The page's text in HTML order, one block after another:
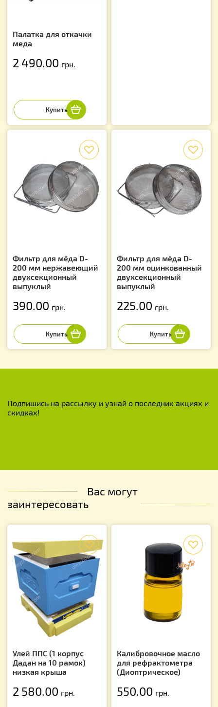
Палатка для откачки
меда
2 490.00 грн.
Фильтр для мёда D-
200 мм нержавеющий
двухсекционный
выпуклый
390.00 грн.
Фильтр для мёда D-
200 мм оцинкованный
двухсекционный
выпуклый
225.00 грн.
Подпишись на рассылку и узнай о последних акциях и
скидках!
Вас могут
заинтересовать
Улей ППС (1 корпус
Дадан на 10 рамок)
низкая крыша
2 580.00 грн.
Калибровочное масло
для рефрактометра
(Диоптрическое)
550.00 грн.